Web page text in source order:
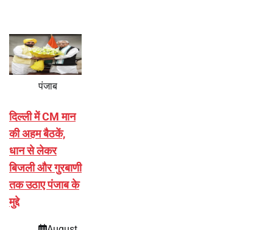
पंजाब
दिल्ली में CM मान
की अहम बैठकें,
धान से लेकर
बिजली और गुरबाणी
तक उठाए पंजाब के
मुद्दे